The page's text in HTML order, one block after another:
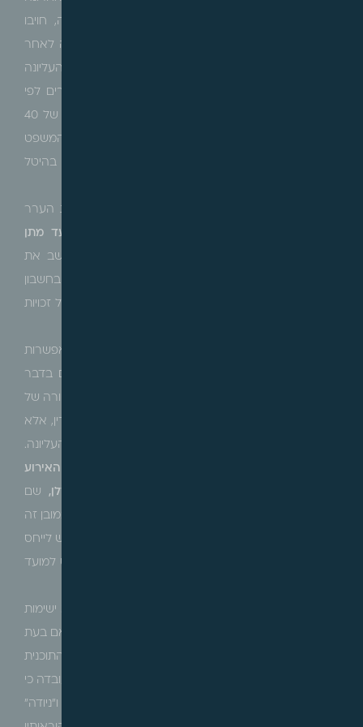
באותו מקרה, חויבו
המערערים בתשלום היטל השבחה עם מתן היתר בנייה לאחר
הקלה, שאפשרה ניוד זכויות מדירות אחרות לקומה העליונה
(ההקלה). בעקבות ההקלה, התקיימו התנאים המאפשרים לפי
תכנית ג'1 גגות מתן היתר לבניית חדרי יציאה לגג בשטח של 40
מ"ר, מדירותיהם של המערערים שבקומה העליונה. בית המשפט
נדרש להכריע בשאלה מהו אירוע המס הרלוונטי לחיוב בהיטל
בפסק דינו, אישר בית המשפט את קביעתה של ועדת הערר
המועד שבו הושבחו המקרקעין הוא מועד מתן
(ולא מועד אישורה של תוכנית ג'1) וכי יש לחשב את
ההשבחה למועד זה, וכן כי בחישוב ההשבחה יש להביא בחשבון
את המצב הקודם שטרם מתן ההקלה, ולפיו הגג אינו כולל זכויות
בית המשפט קבע, כי תכנית ג'1 אמנם מעגנת את האפשרות
לבנות חדרי יציאה לגג, אך זו מותנית בתנאים מוקדמים בדבר
תכסית הקומה העליונה, תנאים שלא התקיימו במועד אישורה של
התוכנית ולא ניתן היה לקיימם במצב הנתון של הנכס והדין, אלא
בעקבות ההקלה שאפשרה ניוד שטחים בנויים לקומה העליונה.
ההשבחה נובעת ממתן ההקלה והיא האירוע
הילדה גוזלן, שם
נקבע כי אף שההשבחה אירעה מצירופם של הדברים, במובן זה
שגם התוכנית וגם ההקלה הם תנאי בלעדיו אין השבחה, יש לייחס
את ההשבחה במלואה להקלה, שהיא אירוע המס וביחס למועד
עולה מהנ"ל כי הגישה הינה לחייב בגין תכניות נושאיות לא ישימות
אך ורק בעת שניתן לממש אותן, אם בעת אישור הקלה ואם בעת
אישורה של תכנית אחרת שאפשרה את "שחרורה" של התוכנית
הנושאית. עם זאת, ברי הוא שגישה מעין זו מתעלמת מהעובדה כי
מדובר בתכנית בניין עיר בעלת מועד קובע של עצמה ו"ניודה"